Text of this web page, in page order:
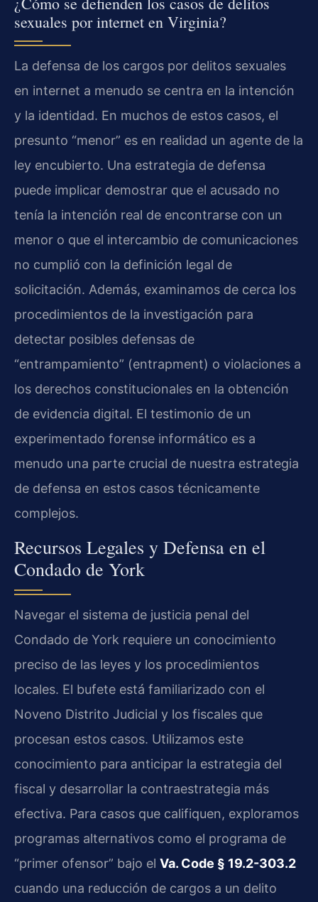
sexuales por internet en Virginia?
La defensa de los cargos por delitos sexuales
en internet a menudo se centra en la intención
y la identidad. En muchos de estos casos, el
presunto “menor” es en realidad un agente de la
ley encubierto. Una estrategia de defensa
puede implicar demostrar que el acusado no
tenía la intención real de encontrarse con un
menor o que el intercambio de comunicaciones
no cumplió con la definición legal de
solicitación. Además, examinamos de cerca los
procedimientos de la investigación para
detectar posibles defensas de
“entrampamiento” (entrapment) o violaciones a
los derechos constitucionales en la obtención
de evidencia digital. El testimonio de un
experimentado forense informático es a
menudo una parte crucial de nuestra estrategia
de defensa en estos casos técnicamente
complejos.
Recursos Legales y Defensa en el
Condado de York
Navegar el sistema de justicia penal del
Condado de York requiere un conocimiento
preciso de las leyes y los procedimientos
locales. El bufete está familiarizado con el
Noveno Distrito Judicial y los fiscales que
procesan estos casos. Utilizamos este
conocimiento para anticipar la estrategia del
fiscal y desarrollar la contraestrategia más
efectiva. Para casos que califiquen, exploramos
programas alternativos como el programa de
“primer ofensor” bajo el Va. Code § 19.2-303.2
cuando una reducción de cargos a un delito